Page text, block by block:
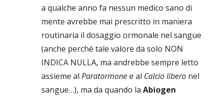
a qualche anno fa nessun medico sano di
mente avrebbe mai prescritto in maniera
routinaria il dosaggio ormonale nel sangue
(anche perché tale valore da solo NON
INDICA NULLA, ma andrebbe sempre letto
assieme al Paratormonee al Calcio libero nel
sangue…), ma da quando la Abiogen